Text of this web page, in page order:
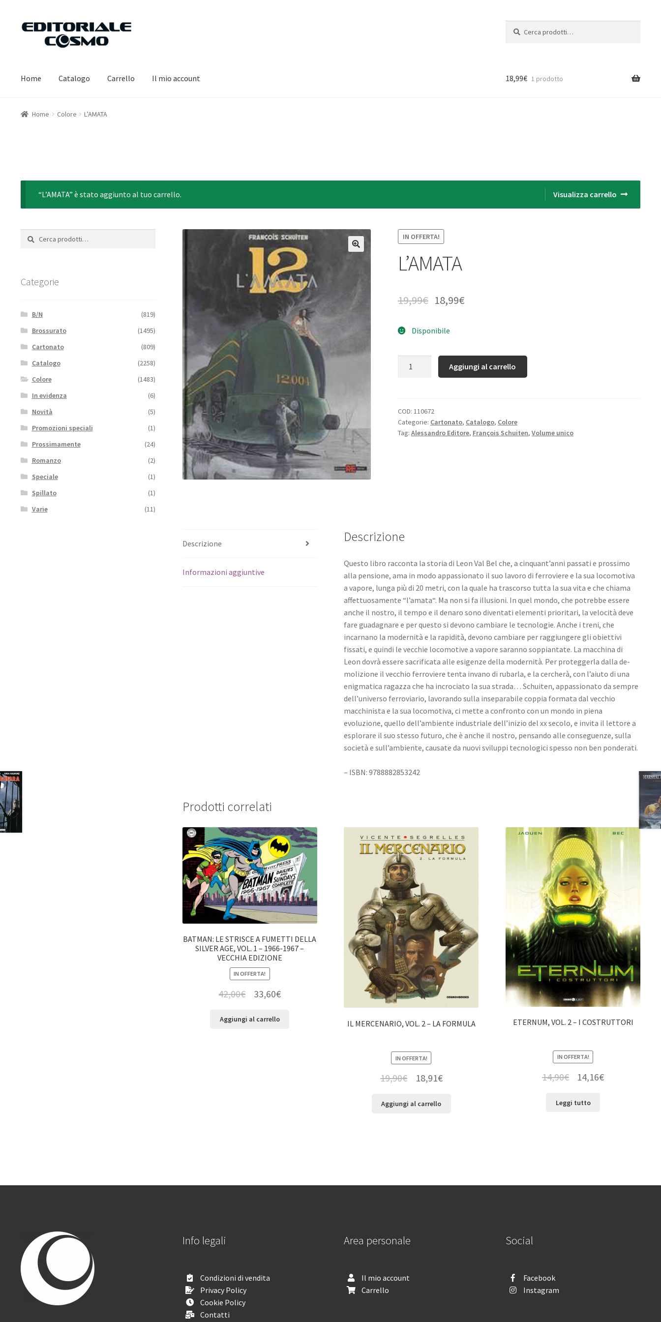
Vai
navigazione
Vai
Home Catalogo Carrello Il mio account 18,99€ 1 prodotto
Home Colore L’AMATA
Visualizza carrello
“L’AMATA” è stato aggiunto al tuo carrello.
IN OFFERTA!
L’AMATA
19,99€ 18,99€
Disponibile
Aggiungi al carrello
COD: 110672
Categorie: Cartonato, Catalogo, Colore
Tag: Alessandro Editore, François Schuiten, Volume unico
Descrizione
Informazioni aggiuntive
Descrizione
Questo libro racconta la storia di Leon Val Bel che, a cinquant’anni passati e prossimo
alla pensione, ama in modo appassionato il suo lavoro di ferroviere e la sua locomotiva
a vapore, lunga più di 20 metri, con la quale ha trascorso tutta la sua vita e che chiama
affettuosamente “l’amata“. Ma non si fa illusioni. In quel mondo, che potrebbe essere
an­che il nostro, il tempo e il denaro sono diventati elementi prioritari, la velocità deve
fare guadagnare e per questo si devono cambia­re le tecnologie. Anche i treni, che
incarnano la modernità e la rapidità, devono cambiare per raggiungere gli obiettivi
fissati, e quindi le vecchie locomotive a vapore saranno soppiantate. La macchina di
Leon dovrà essere sacrificata alle esigenze della modernità. Per proteggerla dalla de­
molizione il vecchio ferroviere tenta invano di rubarla, e la cercherà, con l’aiuto di una
enigmatica ragazza che ha incrociato la sua strada… Schuiten, appassionato da sempre
dell’universo ferroviario, lavorando sulla inseparabile coppia formata dal vecchio
macchinista e la sua locomotiva, ci mette a confronto con un mondo in piena
evoluzione, quello dell’ambiente industriale dell’inizio del xx secolo, e invita il lettore a
esplorare il suo stesso futuro, che è anche il nostro, pensando alle conseguenze, sulla
società e sull’ambiente, causate da nuovi sviluppi tecnologici spesso non ben ponderati.
– ISBN: 9788882853242
Prodotti correlati
BATMAN: LE STRISCE A FUMETTI DELLA
SILVER AGE, VOL. 1 – 1966-1967 –
VECCHIA EDIZIONE
IN OFFERTA!
42,00€ 33,60€
Aggiungi al carrello IL MERCENARIO, VOL. 2 – LA FORMULA
IN OFFERTA!
19,90€ 18,91€
Aggiungi al carrello
ETERNUM, VOL. 2 – I COSTRUTTORI
IN OFFERTA!
14,90€ 14,16€
Leggi tutto
Cerca:
Cerca
Categorie
B/N
(819)
Brossurato
(1495)
Cartonato
(809)
Catalogo
(2258)
Colore
(1483)
In evidenza
(6)
Novità
(5)
Promozioni speciali
(1)
Prossimamente
(24)
Romanzo
(2)
Speciale
(1)
Spillato
(1)
Varie
(11)
Info legali
Condizioni di vendita
Privacy Policy
Cookie Policy
Contatti
Area personale
Il mio account
Carrello
Social
Facebook
Instagram